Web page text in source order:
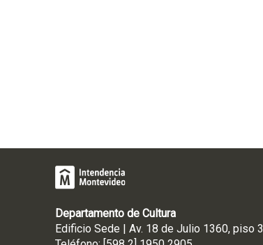
Departamento de Cultura
Edificio Sede | Av. 18 de Julio 1360, piso 3